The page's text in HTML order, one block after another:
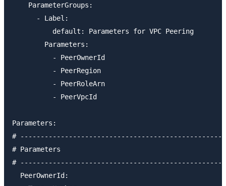
    ParameterGroups:
      - Label:
          default: Parameters for VPC Peering
        Parameters:
          - PeerOwnerId
          - PeerRegion
          - PeerRoleArn
          - PeerVpcId
Parameters:
#
# Parameters
#
  PeerOwnerId: